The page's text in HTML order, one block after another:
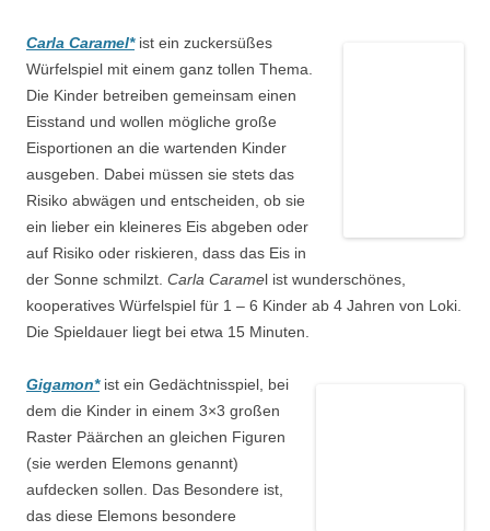
Carla Caramel*ist ein zuckersüßes
Würfelspiel mit einem ganz tollen Thema.
Die Kinder betreiben gemeinsam einen
Eisstand und wollen mögliche große
Eisportionen an die wartenden Kinder
ausgeben. Dabei müssen sie stets das
Risiko abwägen und entscheiden, ob sie
ein lieber ein kleineres Eis abgeben oder
auf Risiko oder riskieren, dass das Eis in
der Sonne schmilzt. Carla Caramel ist wunderschönes,
kooperatives Würfelspiel für 1 – 6 Kinder ab 4 Jahren von Loki.
Die Spieldauer liegt bei etwa 15 Minuten.
Gigamon*ist ein Gedächtnisspiel, bei
dem die Kinder in einem 3×3 großen
Raster Päärchen an gleichen Figuren
(sie werden Elemons genannt)
aufdecken sollen. Das Besondere ist,
das diese Elemons besondere